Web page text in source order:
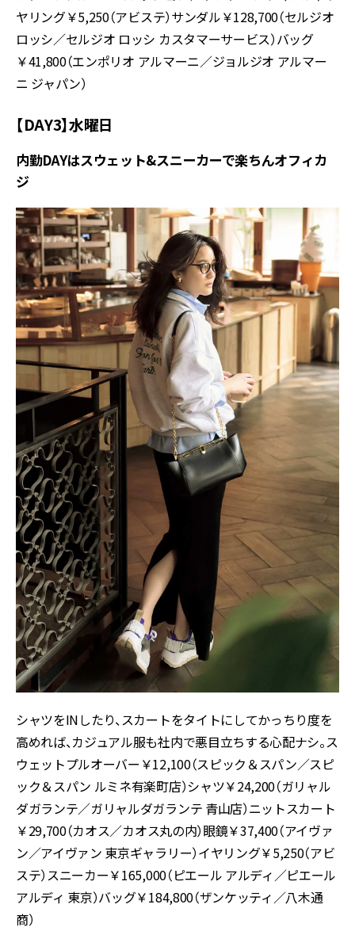
ヤリング￥5,250（アビステ）サンダル￥128,700（セルジオ
ロッシ／セルジオ ロッシ カスタマーサービス）バッグ
￥41,800（エンポリオ アルマーニ／ジョルジオ アルマー
ニ ジャパン）
【DAY3】水曜日
内勤DAYはスウェット&スニーカーで楽ちんオフィカ
ジ
シャツをINしたり、スカートをタイトにしてかっちり度を
高めれば、カジュアル服も社内で悪目立ちする心配ナシ。ス
ウェットプルオーバー￥12,100（スピック＆スパン／スピ
ック＆スパン ルミネ有楽町店）シャツ￥24,200（ガリャル
ダガランテ／ガリャルダガランテ 青山店）ニットスカート
￥29,700（カオス／カオス丸の内）眼鏡￥37,400（アイヴァ
ン／アイヴァン 東京ギャラリー）イヤリング￥5,250（アビ
ステ）スニーカー￥165,000（ピエール アルディ／ピエール
アルディ 東京）バッグ￥184,800（ザンケッティ／八木通
商）